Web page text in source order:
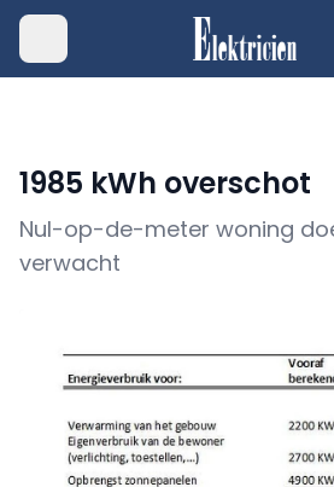
1985 kWh overschot
Nul-op-de-meter woning
verwacht